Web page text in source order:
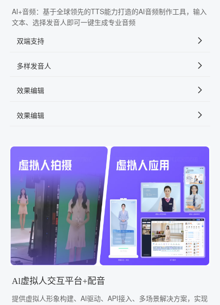
AI+音频：基于全球领先的TTS能力打造的AI音频制作工具，输入
文本、选择发音人即可一键生成专业音频
双端支持
多样发音人
效果编辑
效果编辑
Al虚拟人交互平台+配音
提供虚拟人形象构建、AI驱动、API接入、多场景解决方案，实现